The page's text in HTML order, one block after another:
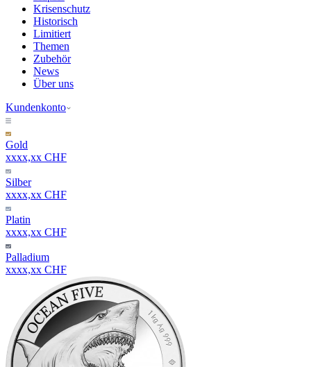
Krisenschutz
Historisch
Limitiert
Themen
Zubehör
News
Über uns
Kundenkonto
Gold
xxxx,xx CHF
Silber
xxxx,xx CHF
Platin
xxxx,xx CHF
Palladium
xxxx,xx CHF